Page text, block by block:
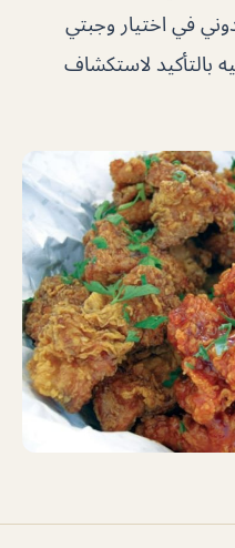
في اختيار وجبتي
بالتأكيد لاستكشاف